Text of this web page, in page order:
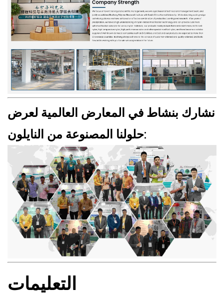
نشارك بنشاط في المعارض العالمية لعرض
حلولنا المصنوعة من النايلون:
التعليمات